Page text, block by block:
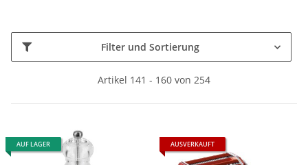
Filter und Sortierung
Artikel 141 - 160 von 254
AUF LAGER AUSVERKAUFT